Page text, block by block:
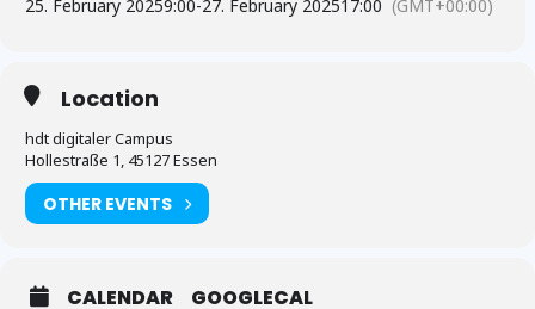
25. February 20259:00-27. February 202517:00 (GMT+00:00)
Location
hdt digitaler Campus
Hollestraße 1, 45127 Essen
OTHER EVENTS
CALENDAR GOOGLECAL